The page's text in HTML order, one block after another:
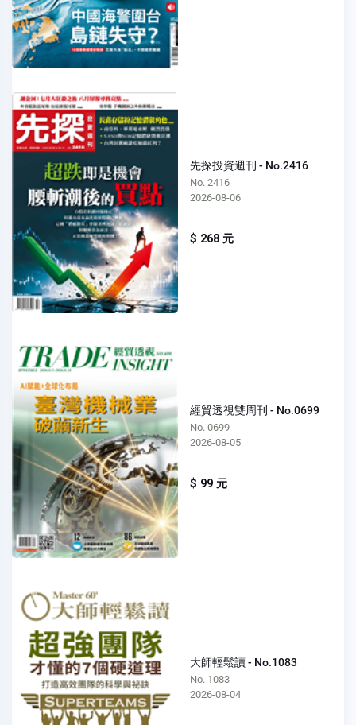
先探投資週刊 - No.2416
No. 2416
2026-08-06
$ 268 元
經貿透視雙周刊 - No.0699
No. 0699
2026-08-05
$ 99 元
大師輕鬆讀 - No.1083
No. 1083
2026-08-04